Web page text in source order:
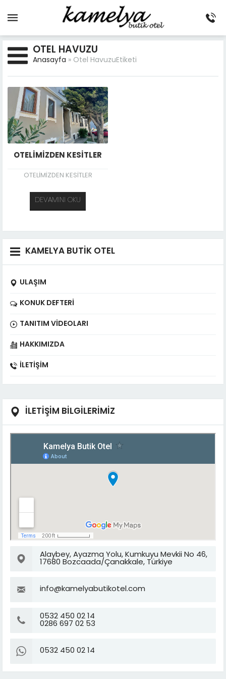
OTEL HAVUZU
Anasayfa » Otel HavuzuEtiketi
OTELİMİZDEN KESİTLER
OTELİMİZDEN KESİTLER
DEVAMINI OKU
KAMELYA BUTİK OTEL
ULAŞIM
KONUK DEFTERI
TANITIM VIDEOLARI
HAKKIMIZDA
İLETIŞIM
İLETİŞİM BİLGİLERİMİZ
Alaybey, Ayazma Yolu, Kumkuyu Mevkii No 46,
17680 Bozcaada/Çanakkale, Türkiye
info@kamelyabutikotel.com
0532 450 02 14
0286 697 02 53
0532 450 02 14